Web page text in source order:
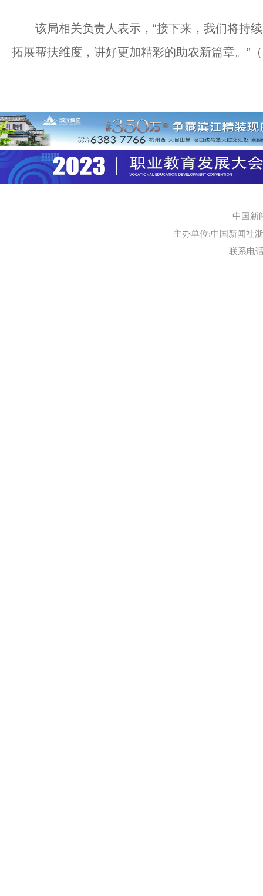
该局相关负责人表示，“接下来，我们将持续
拓展帮扶维度，讲好更加精彩的助农新篇章。”
中国新
主办单位:中国新闻社
联系电